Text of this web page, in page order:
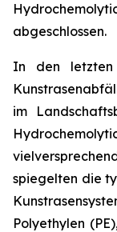
abgeschlossen.
In den
im
spiegelten die
Polyethylen